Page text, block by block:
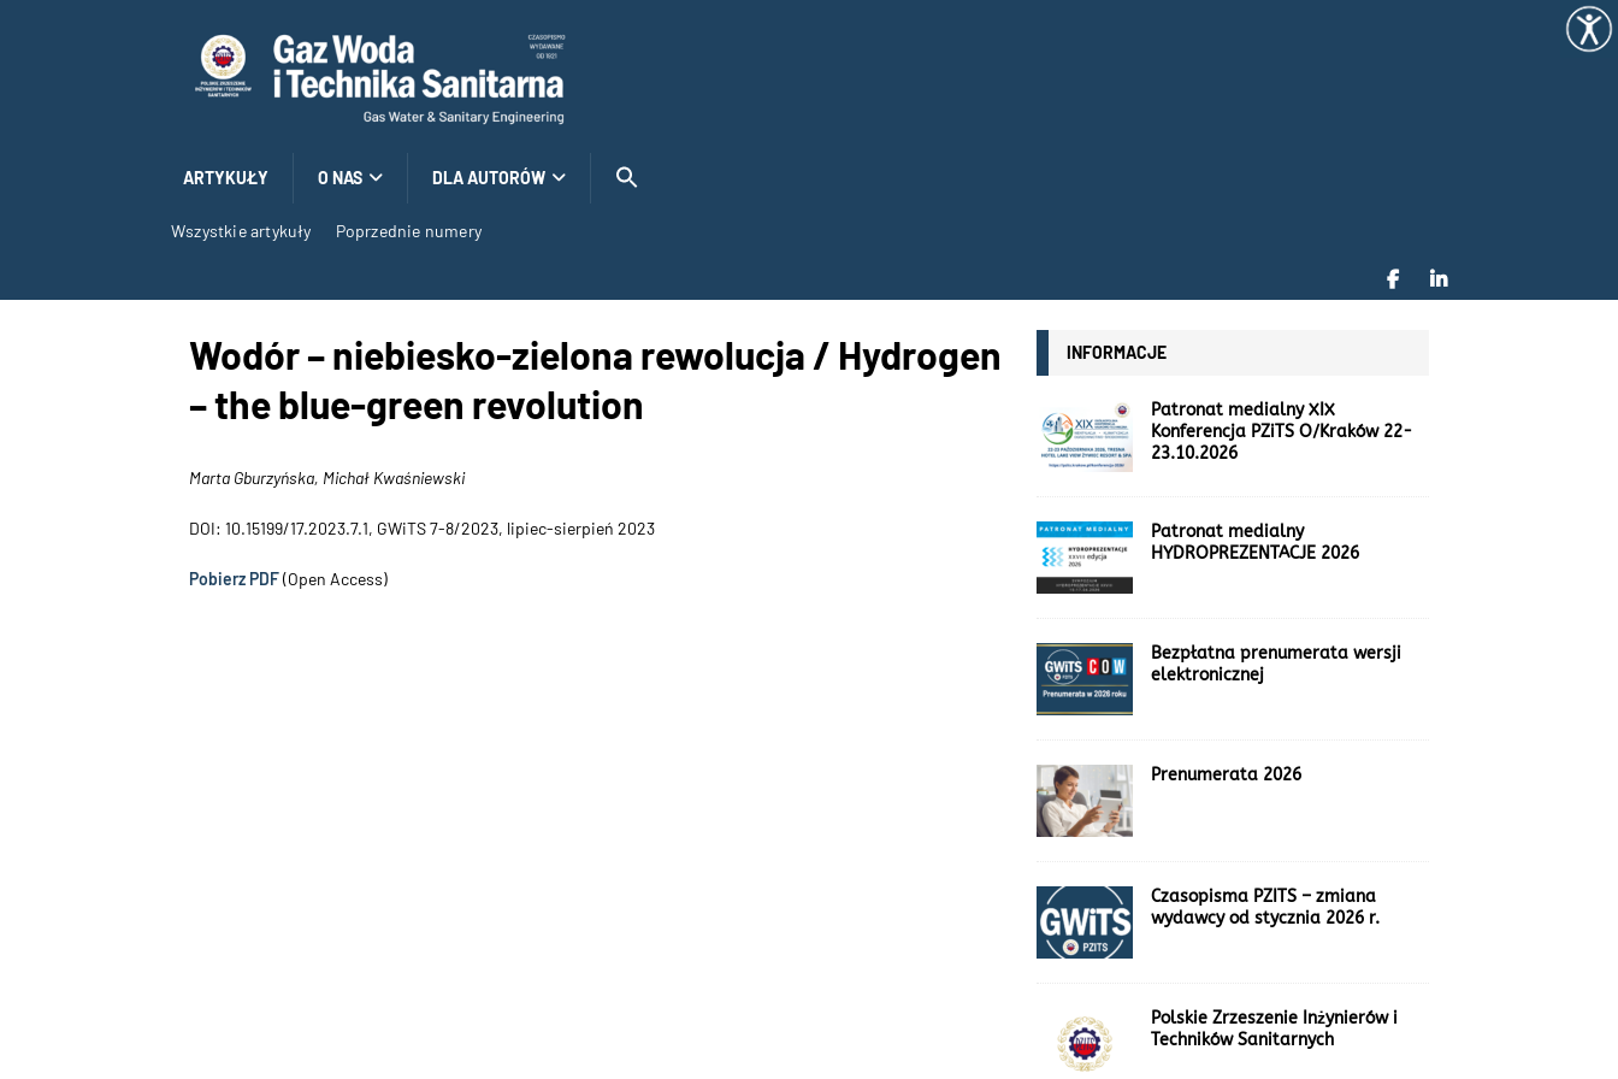
ARTYKUŁY O NAS DLA AUTORÓW
Wszystkie artykuły Poprzednie numery
Wodór – niebiesko-zielona rewolucja / Hydrogen
– the blue-green revolution
Marta Gburzyńska, Michał Kwaśniewski
DOI: 10.15199/17.2023.7.1, GWiTS 7-8/2023, lipiec-sierpień 2023
Pobierz PDF(Open Access)
INFORMACJE
Patronat medialny XIX
Konferencja PZiTS O/Kraków 22-
23.10.2026
Patronat medialny
HYDROPREZENTACJE 2026
Bezpłatna prenumerata wersji
elektronicznej
Prenumerata 2026
Czasopisma PZITS – zmiana
wydawcy od stycznia 2026 r.
Polskie Zrzeszenie Inżynierów i
Techników Sanitarnych